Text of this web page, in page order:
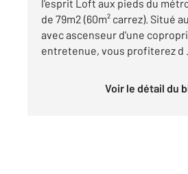
l'esprit Loft aux pieds du
de 79m2 (60m² carrez). Situé
avec ascenseur d'une
entretenue, vous profiterez d
Voir le détail du